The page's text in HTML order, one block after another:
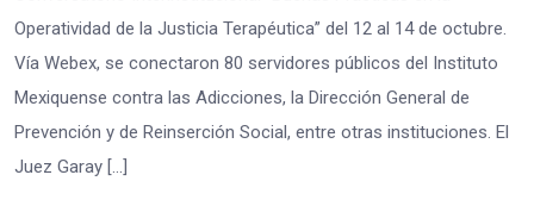
Operatividad de la Justicia Terapéutica” del 12 al 14 de octubre.
Vía Webex, se conectaron 80 servidores públicos del Instituto
Mexiquense contra las Adicciones, la Dirección General de
Prevención y de Reinserción Social, entre otras instituciones. El
Juez Garay […]